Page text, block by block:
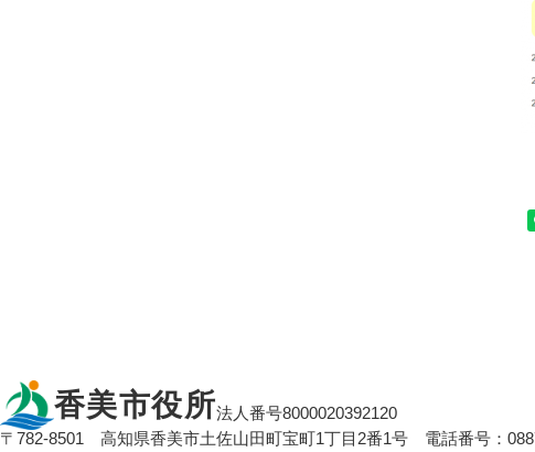
香美市役所法人番号8000020392120
〒782-8501
高知県香美市土佐山田町宝町1丁目2番1号 電話番号：